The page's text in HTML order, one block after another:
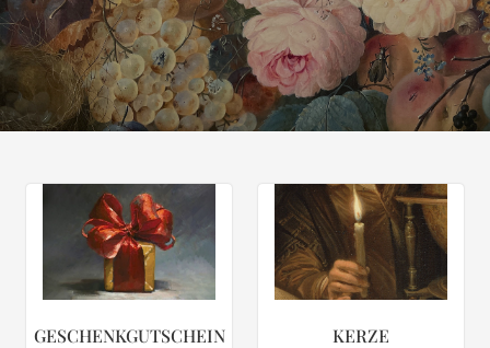
GESCHENKGUTSCHEIN KERZE